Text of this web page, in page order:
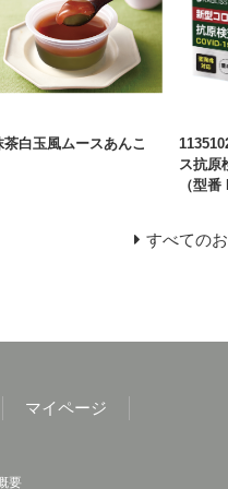
茶白玉風ムースあんこ
ス抗
（型番
すべての
マイページ
要